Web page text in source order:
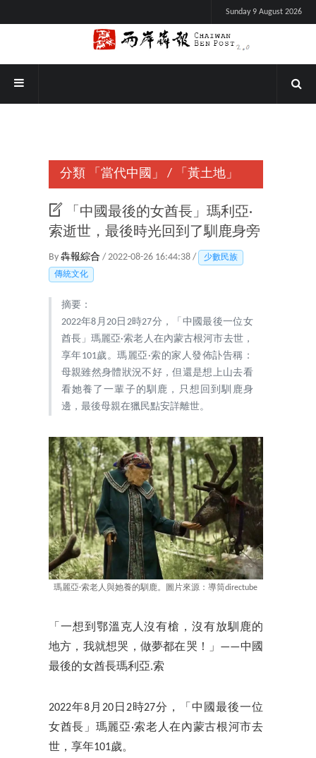
Sunday 9 August 2026
分類 「當代中國」 / 「黃土地」
「中國最後的女酋長」瑪利亞·
索逝世，最後時光回到了馴鹿身旁
By 犇報綜合 / 2022-08-26 16:44:38 /
少數民族
傳統文化
摘要：
2022年8月20日2時27分，「中國最後一位女
酋長」瑪麗亞·索老人在內蒙古根河市去世，
享年101歲。瑪麗亞·索的家人發佈訃告稱：
母親雖然身體狀況不好，但還是想上山去看
看她養了一輩子的馴鹿，只想回到馴鹿身
邊，最後母親在獵民點安詳離世。
瑪麗亞·索老人與她養的馴鹿。圖片來源：導筒directube
「一想到鄂溫克人沒有槍，沒有放馴鹿的
地方，我就想哭，做夢都在哭！」——中國
最後的女酋長瑪利亞.索
2022年8月20日2時27分，「中國最後一位
女酋長」瑪麗亞·索老人在內蒙古根河市去
世，享年101歲。